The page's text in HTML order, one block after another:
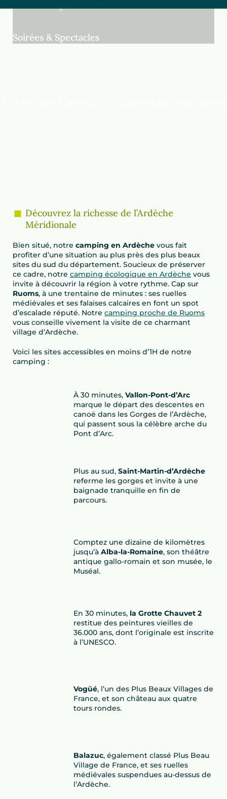
Soirées & Spectacles
Découvrez la richesse de l’Ardèche
Méridionale
Bien situé, notre camping en Ardèche vous fait
profiter d’une situation au plus près des plus beaux
sites du sud du département. Soucieux de préserver
ce cadre, notre camping écologique en Ardèche vous
invite à découvrir la région à votre rythme. Cap sur
Ruoms, à une trentaine de minutes : ses ruelles
médiévales et ses falaises calcaires en font un spot
d’escalade réputé. Notre camping proche de Ruoms
vous conseille vivement la visite de ce charmant
village d’Ardèche.
Voici les sites accessibles en moins d’1H de notre
camping :
À 30 minutes, Vallon-Pont-d’Arc
marque le départ des descentes en
canoë dans les Gorges de l’Ardèche,
qui passent sous la célèbre arche du
Pont d’Arc.
Plus au sud, Saint-Martin-d’Ardèche
referme les gorges et invite à une
baignade tranquille en fin de
parcours.
Comptez une dizaine de kilomètres
jusqu’à Alba-la-Romaine, son théâtre
antique gallo-romain et son musée, le
Muséal.
En 30 minutes, la Grotte Chauvet 2
restitue des peintures vieilles de
36.000 ans, dont l’originale est inscrite
à l’UNESCO.
Vogüé, l’un des Plus Beaux Villages de
France, et son château aux quatre
tours rondes.
Balazuc, également classé Plus Beau
Village de France, et ses ruelles
médiévales suspendues au-dessus de
l’Ardèche.